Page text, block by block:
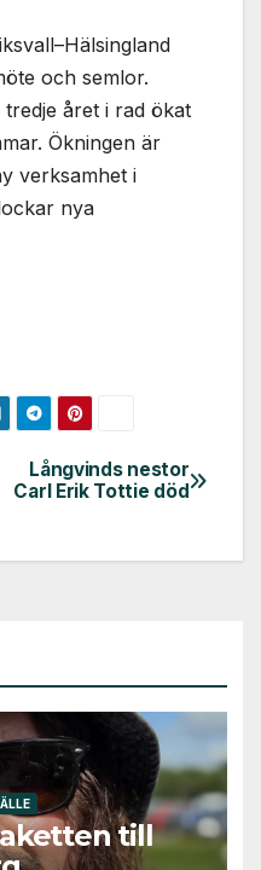
och semlor.
året i rad ökat
Ökningen är
verksamhet i
nya
Långvinds nestor
Carl Erik Tottie död
till